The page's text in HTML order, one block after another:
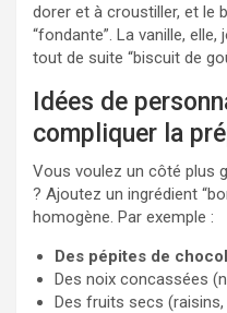
dorer et à croustiller, et le
“fondante”. La vanille,
tout de suite “biscuit de
Idées de
compliquer la
Vous voulez un côté plus
? Ajoutez un ingrédient
homogène. Par exemple :
Des pépites de
Des noix concassées
Des fruits secs